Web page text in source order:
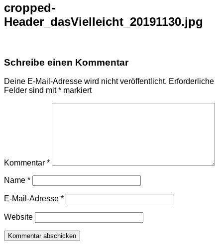
cropped-
Header_dasVielleicht_20191130.jpg
Schreibe einen Kommentar
Deine E-Mail-Adresse wird nicht veröffentlicht. Erforderliche
Felder sind mit* markiert
Kommentar *
Name *
E-Mail-Adresse *
Website